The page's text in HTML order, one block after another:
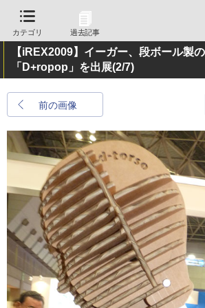
カテゴリ 過去記事
【iREX2009】イーガー、段ボール製
「D+ropop」を出展(2/7)
前の画像